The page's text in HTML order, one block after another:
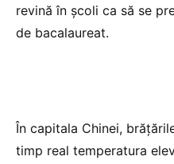
revină în şcoli ca să se
de bacalaureat.
În capitala Chinei,
timp real temperatura